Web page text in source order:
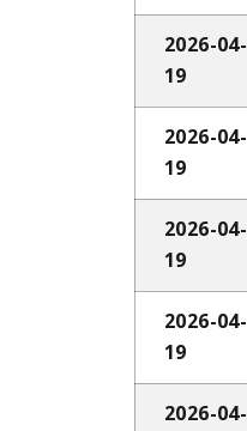
2026-04-
19
2026-04-
19
2026-04-
19
2026-04-
19
2026-04-